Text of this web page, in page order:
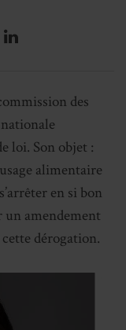
des
loi. Son objet :
alimentaire
en si bon
un amendement
dérogation.